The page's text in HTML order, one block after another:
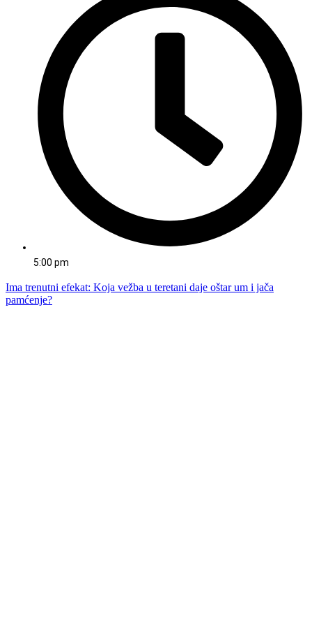
5:00 pm
Ima trenutni efekat: Koja vežba u teretani daje oštar um i jača
pamćenje?